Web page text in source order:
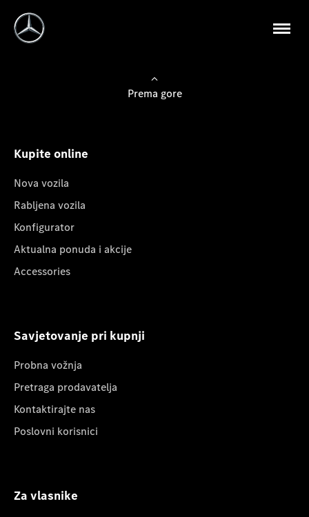
Prema gore
Kupite online
Nova vozila
Rabljena vozila
Konfigurator
Aktualna ponuda i akcije
Accessories
Savjetovanje pri kupnji
Probna vožnja
Pretraga prodavatelja
Kontaktirajte nas
Poslovni korisnici
Za vlasnike